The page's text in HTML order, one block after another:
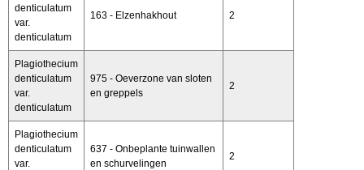
denticulatum
var.
denticulatum
163 - Elzenhakhout 2
Plagiothecium
denticulatum
var.
denticulatum
975 - Oeverzone van sloten
en greppels
2
Plagiothecium
denticulatum
var.
637 - Onbeplante tuinwallen
en schurvelingen
2